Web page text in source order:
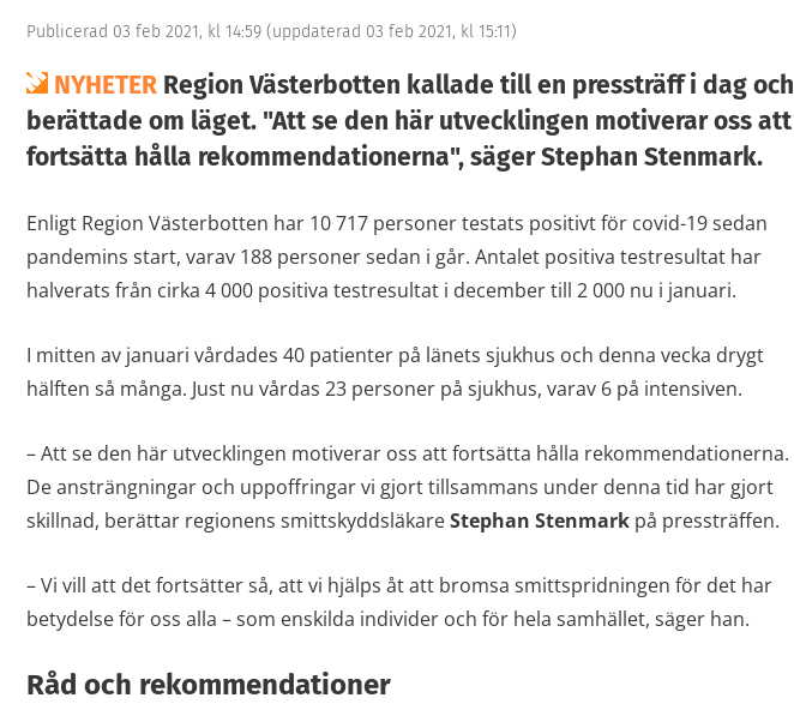
Publicerad 03 feb 2021, kl 14:59 (uppdaterad 03 feb 2021, kl 15:11)
NYHETERRegion Västerbotten kallade till en pressträff i dag och
berättade om läget. "Att se den här utvecklingen motiverar oss att
fortsätta hålla rekommendationerna", säger Stephan Stenmark.
Enligt Region Västerbotten har 10 717 personer testats positivt för covid-19 sedan
pandemins start, varav 188 personer sedan i går. Antalet positiva testresultat har
halverats från cirka 4 000 positiva testresultat i december till 2 000 nu i januari.
I mitten av januari vårdades 40 patienter på länets sjukhus och denna vecka drygt
hälften så många. Just nu vårdas 23 personer på sjukhus, varav 6 på intensiven.
– Att se den här utvecklingen motiverar oss att fortsätta hålla rekommendationerna.
De ansträngningar och uppoffringar vi gjort tillsammans under denna tid har gjort
skillnad, berättar regionens smittskyddsläkareStephan Stenmarkpå pressträffen.
– Vi vill att det fortsätter så, att vi hjälps åt att bromsa smittspridningen för det har
betydelse för oss alla – som enskilda individer och för hela samhället, säger han.
Råd och rekommendationer